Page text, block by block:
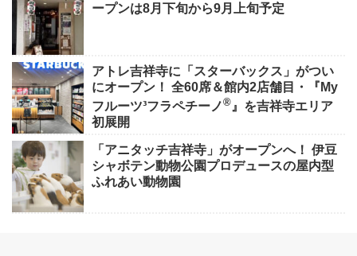
ープンは8月下旬から9月上旬予定
アトレ吉祥寺に「スターバックス」がつい
にオープン！ 全60席＆館内2店舗目・『My
フルーツ³フラペチーノ® 』を吉祥寺エリア
初展開
「アニタッチ吉祥寺」がオープンへ！ 伊豆
シャボテン動物公園プロデュースの屋内型
ふれあい動物園